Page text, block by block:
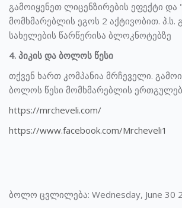
გამოიყენეთ ლიცენზირების ეფექტი
მომხმარებლის ეგოს 2 აქტივობით. პ.ს.
სახელების წარწერისა ბლოკნოტებზე
4. პიკის და ბოლოს წესი
თქვენ ხართ კომპანია მრჩეველი.
ბოლოს წესი მომხმარებლის
https://mrcheveli.com/
https://www.facebook.com/Mrcheveli1
ბოლო ცვლილება: Wednesday, June 30